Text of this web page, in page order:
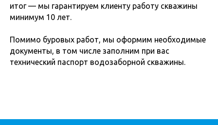
итог — мы гарантируем клиенту работу скважины
минимум 10 лет.
Помимо буровых работ, мы оформим необходимые
документы, в том числе заполним при вас
технический паспорт водозаборной скважины.